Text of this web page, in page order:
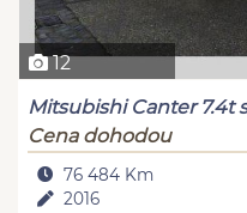
12
Mitsubishi Canter 7.4t
Cena dohodou
76 484 Km
2016